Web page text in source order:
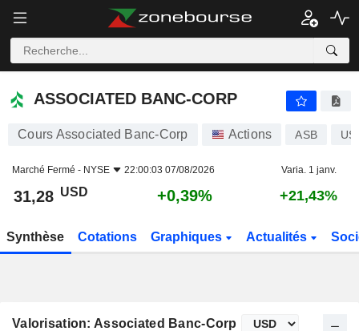
ASSOCIATED BANC-CORP
ASSOCIATED BANC-CORP
Cours Associated Banc-Corp Actions ASB
Marché Fermé - NYSE 22:00:03 07/08/2026 Varia. 1 janv.
31,28 USD +0,39% +21,43%
Synthèse Cotations Graphiques Actualités
Valorisation: Associated Banc-Corp